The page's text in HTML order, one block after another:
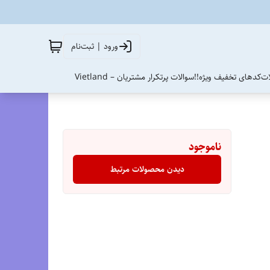
ورود | ثبت‌نام
کدهای تخفیف ویژه!!سوالات پرتکرار مشتریان – Vietland
ناموجود
دیدن محصولات مرتبط